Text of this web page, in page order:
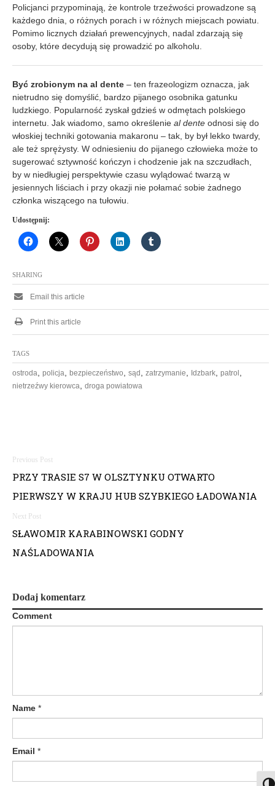
Policjanci przypominają, że kontrole trzeźwości prowadzone są
każdego dnia, o różnych porach i w różnych miejscach powiatu.
Pomimo licznych działań prewencyjnych, nadal zdarzają się
osoby, które decydują się prowadzić po alkoholu.
Być zrobionym na al dente – ten frazeologizm oznacza, jak
nietrudno się domyślić, bardzo pijanego osobnika gatunku
ludzkiego. Popularność zyskał gdzieś w odmętach polskiego
internetu. Jak wiadomo, samo określenie al dente odnosi się do
włoskiej techniki gotowania makaronu – tak, by był lekko twardy,
ale też sprężysty. W odniesieniu do pijanego człowieka może to
sugerować sztywność kończyn i chodzenie jak na szczudłach,
by w niedługiej perspektywie czasu wylądować twarzą w
jesiennych liściach i przy okazji nie połamać sobie żadnego
członka wiszącego na tułowiu.
Udostępnij:
SHARING
Email this article
Print this article
TAGS
ostroda policja bezpieczeństwo sąd zatrzymanie Idzbark patrol
nietrzeźwy kierowca droga powiatowa
N
a
w
i
g
c
j
p
s
u
PRZY TRASIE S7 W OLSZTYNKU OTWARTO
PIERWSZY W KRAJU HUB SZYBKIEGO ŁADOWANIA
SŁAWOMIR KARABINOWSKI GODNY
NAŚLADOWANIA
Dodaj komentarz
Comment
Name *
Email *